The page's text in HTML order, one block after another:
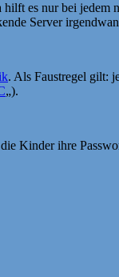
es nur bei jedem
Server
. Als Faustregel gilt:
„).
Kinder ihre